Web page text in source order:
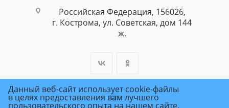
Российская Федерация, 156026,
г. Кострома, ул. Советская, дом 144
ж.
Данный веб-сайт использует cookie-файлы
в целях предоставления вам лучшего
пользовательского опыта на нашем сайте.